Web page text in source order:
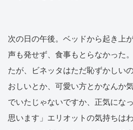
次の日の午後。ベッドから起き上
声も発せず、食事もとらなかった
たが、ビネッタはただ恥ずかしい
おしいとか、可愛い方とかなんか
でいたじゃないですか、正気にな
思います」エリオットの気持ちは